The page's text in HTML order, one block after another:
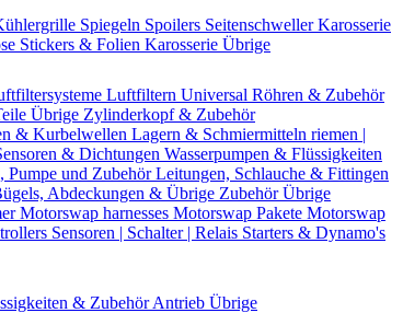
Spiegeln Spoilers SeitenschwellerKarosserie
Stickers & Folien Karosserie Übrige
Luftfiltern Universal Röhren & Zubehör
Übrige Zylinderkopf & Zubehör
& Kurbelwellen Lagern & Schmiermitteln riemen |
& Dichtungen Wasserpumpen & Flüssigkeiten
Pumpe und ZubehörLeitungen, Schlauche & Fittingen
Abdeckungen & Übrige ZubehörÜbrige
Motorswap harnesses Motorswap Pakete Motorswap
Sensoren | Schalter | Relais Starters & Dynamo's
& ZubehörAntrieb Übrige